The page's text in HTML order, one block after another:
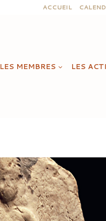
ACCUEIL
LES MEMBRES LES